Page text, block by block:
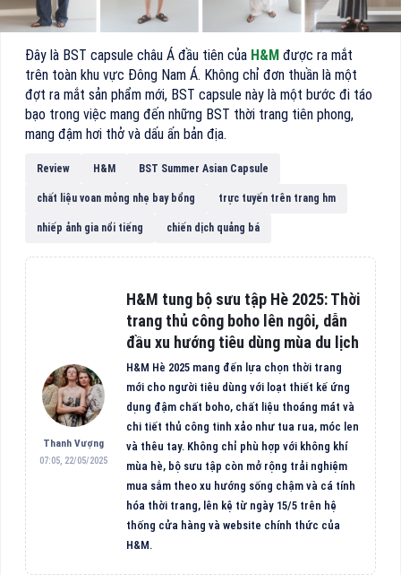
Đây là BST capsule châu Á đầu tiên của H&M được ra mắt
trên toàn khu vực Đông Nam Á. Không chỉ đơn thuần là một
đợt ra mắt sản phẩm mới, BST capsule này là một bước đi táo
bạo trong việc mang đến những BST thời trang tiên phong,
mang đậm hơi thở và dấu ấn bản địa.
Review H&M BST Summer Asian Capsule
chất liệu voan mỏng nhẹ bay bổng trực tuyến trên trang hm
nhiếp ảnh gia nổi tiếng chiến dịch quảng bá
Thanh Vượng
07:05, 22/05/2025
H&M tung bộ sưu tập Hè 2025: Thời
trang thủ công boho lên ngôi, dẫn
đầu xu hướng tiêu dùng mùa du lịch
H&M Hè 2025 mang đến lựa chọn thời trang
mới cho người tiêu dùng với loạt thiết kế ứng
dụng đậm chất boho, chất liệu thoáng mát và
chi tiết thủ công tinh xảo như tua rua, móc len
và thêu tay. Không chỉ phù hợp với không khí
mùa hè, bộ sưu tập còn mở rộng trải nghiệm
mua sắm theo xu hướng sống chậm và cá tính
hóa thời trang, lên kệ từ ngày 15/5 trên hệ
thống cửa hàng và website chính thức của
H&M.